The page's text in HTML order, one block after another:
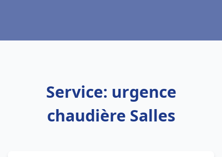
Service: urgence
chaudière Salles